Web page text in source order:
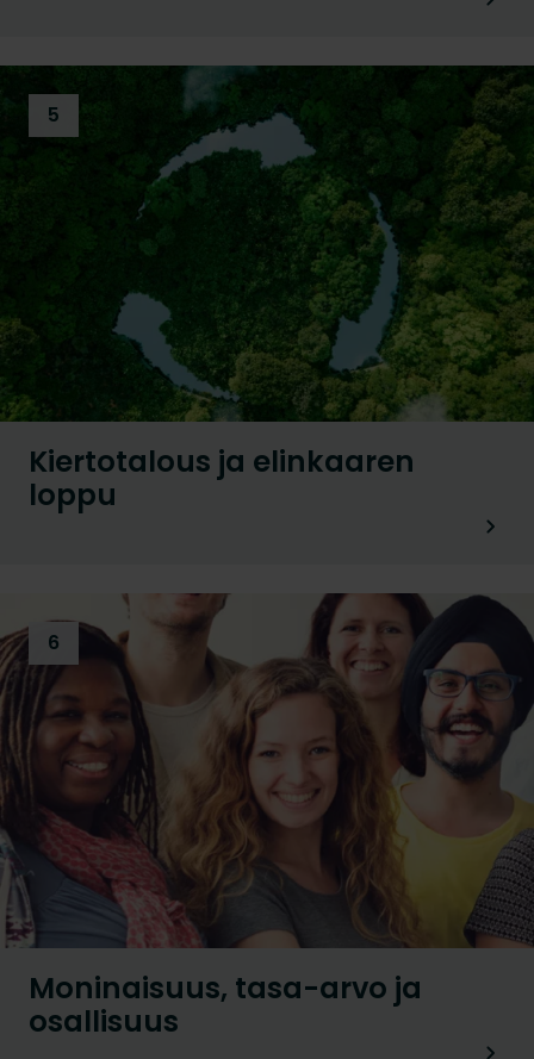
5
Kiertotalous ja elinkaaren
loppu
6
Moninaisuus, tasa-arvo ja
osallisuus